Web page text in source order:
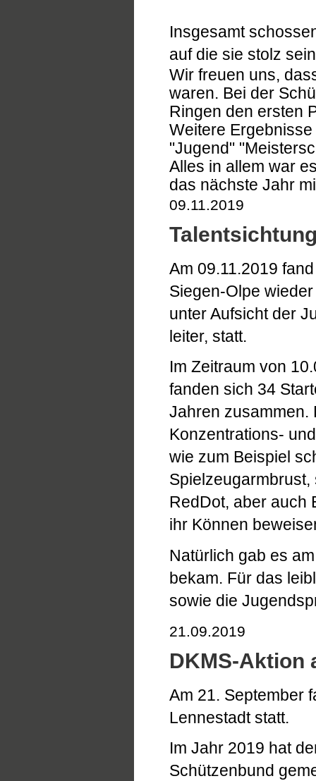
Insgesamt
auf die sie stolz
Wir freuen uns,
waren. Bei der
Ringen den ersten
Weitere
"Jugend"
Alles in allem war
das nächste Jahr
09.11.2019
Am 09.11.2019
Siegen-Olpe
unter Aufsicht der
leiter, statt.
Im Zeitraum von
fanden sich 34
Jahren zusammen.
Konzentrations-
wie zum Beispiel
RedDot, aber auch
ihr Können
Natürlich gab es
bekam. Für das
sowie die
21.09.2019
DKMS-Aktion
Am 21. September
Lennestadt statt.
Im Jahr 2019 hat
Schützenbund